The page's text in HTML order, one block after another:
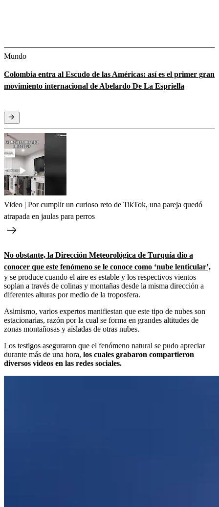
Mundo
Colombia entra al Escudo de las Américas: así es el primer gran
movimiento internacional de Abelardo De La Espriella
Video | Por cumplir un curioso reto de TikTok, una pareja quedó
atrapada en jaulas para perros
No obstante, la Dirección Meteorológica de Turquía dio a
conocer que este fenómeno se le conoce como ‘nube lenticular’,
y se produce cuando el aire es estable y los respectivos vientos
soplan a través de colinas y montañas desde la misma dirección a
diferentes alturas por medio de la troposfera.
Asimismo, varios expertos manifiestan que este tipo de nubes son
estacionarias, razón por la cual se forma en grandes altitudes de
zonas montañosas y aisladas de otras nubes.
Los testigos aseguraron que el fenómeno natural se pudo apreciar
durante más de una hora, los cuales grabaron compartieron
diversos videos en las redes sociales.